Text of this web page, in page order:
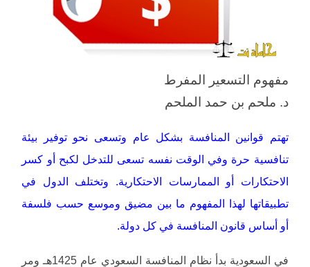
مفهوم التسعير المفرط
د. ملحم بن حمد الملحم
تهتم قوانين المنافسة بشكل عام وتسعى نحو توفير بيئة
تنافسية حرة وفي الوقت نفسه تسعى للتدخل لكبح أو كسر
الاحتكارات أو الممارسات الاحتكارية. وتختلف الدول في
تطبيقاتها لهذا المفهوم ما بين مضيق وموسع حسب فلسفة
أو أساس قانون المنافسة في كل دولة.
في السعودية بدأ نظام المنافسة السعودي عام 1425هـ ومر